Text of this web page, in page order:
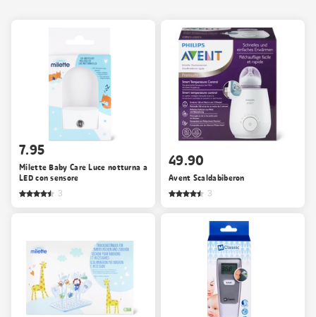
7.95
Milette Baby Care Luce notturna a
LED con sensore
3
49.90
Avent Scaldabiberon
3